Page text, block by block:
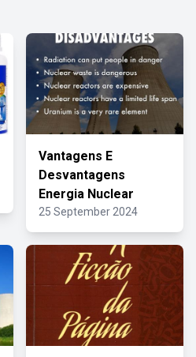
Vantagens E
Desvantagens
Energia Nuclear
25 September 2024